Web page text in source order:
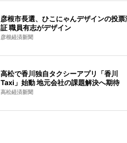
彦根市長選、ひこにゃんデザインの投票
証 職員有志がデザイン
彦根経済新聞
高松で香川独自タクシーアプリ「香川
Taxi」始動 地元会社の課題解決へ期待
高松経済新聞